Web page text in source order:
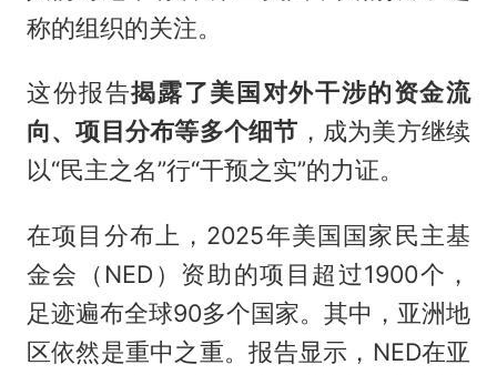
称的组织的关注。
这份报告揭露了美国对外干涉的资金流
向、项目分布等多个细节 ，成为美方继续
以“民主之名”行“干预之实”的力证。
在项目分布上，2025年美国国家民主基
金会（NED）资助的项目超过1900个，
足迹遍布全球90多个国家。其中，亚洲地
区依然是重中之重。报告显示，NED在亚